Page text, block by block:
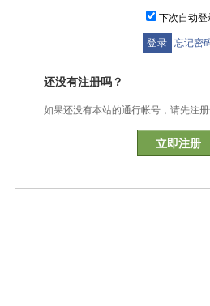
下次自动登
忘记密
还没有注册吗？
如果还没有本站的通行帐号，请先注册
立即注册